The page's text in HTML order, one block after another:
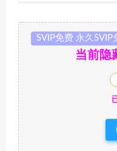
SVIP免费 永久SVIP
当前隐